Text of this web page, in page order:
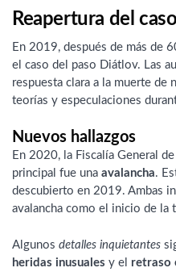
Reapertura del
En 2019, después de más de
el caso del paso Diátlov. Las
respuesta clara a la muerte de
teorías y especulaciones
Nuevos hallazgos
En 2020, la Fiscalía General
principal fue una avalancha.
descubierto en 2019. Ambas
avalancha como el inicio de la
Algunos detalles inquietantes
heridas inusuales y el retraso